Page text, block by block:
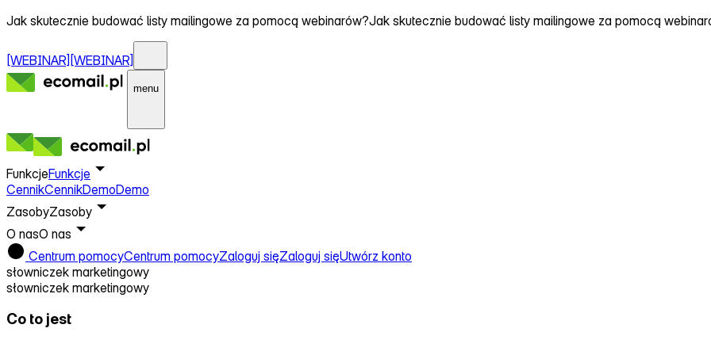
Jak skutecznie budować listy mailingowe za pomocą webinarów?Jak skutecznie budować listy mailingowe za pomocą
[WEBINAR] [WEBINAR]
menu
FunkcjeFunkcje
CennikCennikDemoDemo
ZasobyZasoby
O nasO nas
Centrum pomocyCentrum pomocyZaloguj sięZaloguj sięUtwórz konto
słowniczek marketingowy
słowniczek marketingowy
Co to jest